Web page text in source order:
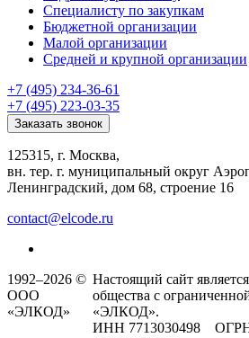
Специалисту по закупкам
Бюджетной организации
Малой организации
Средней и крупной организации
+7 (495) 234-36-61
+7 (495) 223-03-35
Заказать звонок
125315, г. Москва,
вн. тер. г. муниципальный округ
Ленинградский, дом 68, строение 16
contact@elcode.ru
1992–2026 ©
ООО
«ЭЛКОД»
Настоящий сайт
общества с
«ЭЛКОД».
ИНН 7713030498 ОГРН